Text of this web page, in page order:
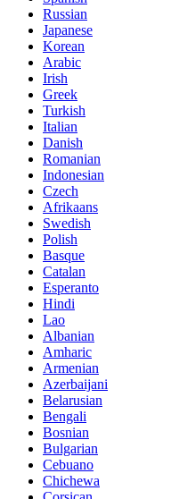
Russian
Japanese
Korean
Arabic
Irish
Greek
Turkish
Italian
Danish
Romanian
Indonesian
Czech
Afrikaans
Swedish
Polish
Basque
Catalan
Esperanto
Hindi
Lao
Albanian
Amharic
Armenian
Azerbaijani
Belarusian
Bengali
Bosnian
Bulgarian
Cebuano
Chichewa